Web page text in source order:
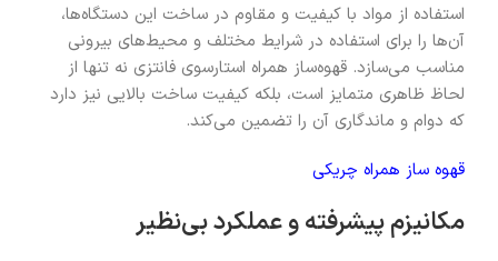
استفاده از مواد با کیفیت و مقاوم در ساخت این دستگاه‌ها،
آن‌ها را برای استفاده در شرایط مختلف و محیط‌های بیرونی
مناسب می‌سازد. قهوه‌ساز همراه استارسوی فانتزی نه تنها از
لحاظ ظاهری متمایز است، بلکه کیفیت ساخت بالایی نیز دارد
که دوام و ماندگاری آن را تضمین می‌کند.
قهوه ساز همراه چریکی
مکانیزم پیشرفته و عملکرد بی‌نظیر